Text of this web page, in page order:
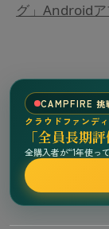
グ」Androidア
CAMPFIRE 挑
クラウドファンデ
「全員長期評
全購入者が“1年使っ